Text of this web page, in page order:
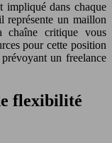
impliqué dans chaque
représente un maillon
chaîne critique vous
pour cette position
un freelance
flexibilité